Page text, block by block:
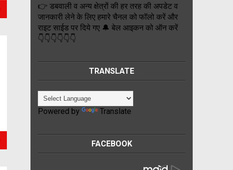
👉 डबवाली व अन्य क्षेत्रों की हर तरह की अपडेट व
जानकारी लेने के लिए हमारे चैनल को फॉलो करें और
राइट साईड पर दिये गए 🔔 बेल आइकन को ऑन करें
👇👇👇👇👇👇
TRANSLATE
Powered by Translate
FACEBOOK